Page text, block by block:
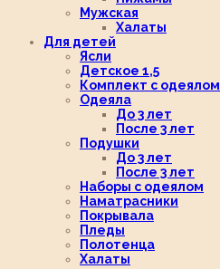
Мужская
Халаты
Для детей
Ясли
Детское 1,5
Комплект с одеялом
Одеяла
До 3 лет
После 3 лет
Подушки
До 3 лет
После 3 лет
Наборы с одеялом
Наматрасники
Покрывала
Пледы
Полотенца
Халаты